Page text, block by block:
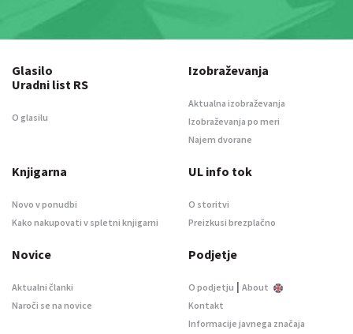
Glasilo
Uradni list RS
O glasilu
Izobraževanja
Aktualna izobraževanja
Izobraževanja po meri
Najem dvorane
Knjigarna
Novo v ponudbi
Kako nakupovati v spletni knjigarni
UL info tok
O storitvi
Preizkusi brezplačno
Novice
Aktualni članki
Naroči se na novice
Podjetje
O podjetju | About
Kontakt
Informacije javnega značaja